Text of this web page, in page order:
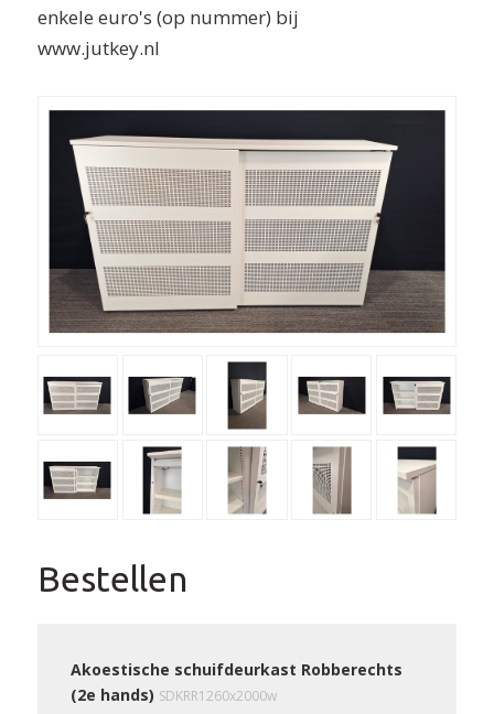
enkele euro's (op nummer) bij
www.jutkey.nl
Bestellen
Akoestische schuifdeurkast Robberechts
(2e hands) SDKRR1260x2000w